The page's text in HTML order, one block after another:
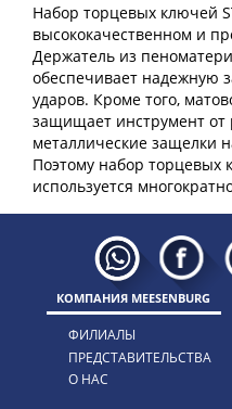
Набор торцевых ключей
высококачественном и
Держатель из
обеспечивает надежную
ударов. Кроме того,
защищает инструмент
металлические защелки
Поэтому набор торцевых
КОМПАНИЯ MEESENBURG
ФИЛИАЛЫ
ПРЕДСТАВИТЕЛЬСТВА
О НАС